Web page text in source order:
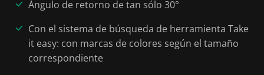
Ángulo de retorno de tan sólo 30°
Con el sistema de búsqueda de herramienta Take
it easy: con marcas de colores según el tamaño
correspondiente